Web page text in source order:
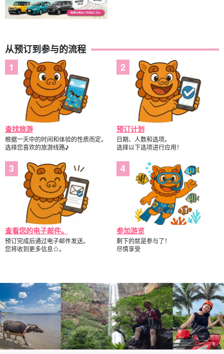
参与日期。前一天 18:00 前不收取取消费用
从预订到参与的流程
查找旅游
根据一天中的时间和体验的性质而定。
选择您喜欢的旅游线路♪
预订计划
日期、人数和选项。
选择以下选项进行应用！
查看您的电子邮件。
预订完成后通过电子邮件发送。
您将收到更多信息☆。
参加游览
剩下的就是参与了！
尽情享受